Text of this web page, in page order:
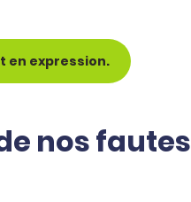
en expression.
nos fautes